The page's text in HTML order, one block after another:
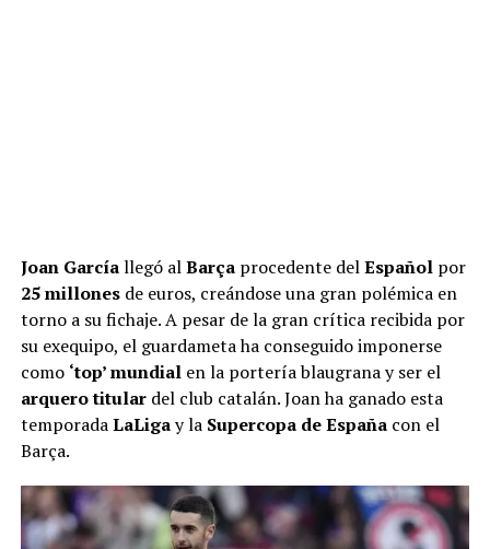
Joan Garcíallegó alBarça procedente delEspañol por
25 millones de euros, creándose una gran polémica en
torno a su fichaje. A pesar de la gran crítica recibida por
su exequipo, el guardameta ha conseguido imponerse
como ‘top’ mundial en la portería blaugrana y ser el
arquero titulardel club catalán. Joan ha ganado esta
temporadaLaLigay la Supercopa de Españacon el
Barça.